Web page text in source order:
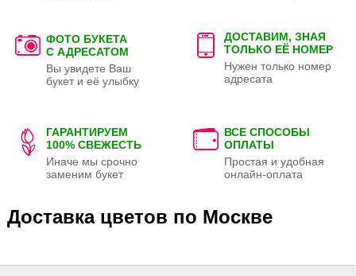
ФОТО БУКЕТА
С АДРЕСАТОМ
Вы увидете Ваш
букет и её улыбку
ДОСТАВИМ, ЗНАЯ
ТОЛЬКО ЕЁ НОМЕР
Нужен только номер
адресата
ГАРАНТИРУЕМ
100% СВЕЖЕСТЬ
Иначе мы срочно
заменим букет
ВСЕ СПОСОБЫ
ОПЛАТЫ
Простая и удобная
онлайн-оплата
Доставка цветов по Москве